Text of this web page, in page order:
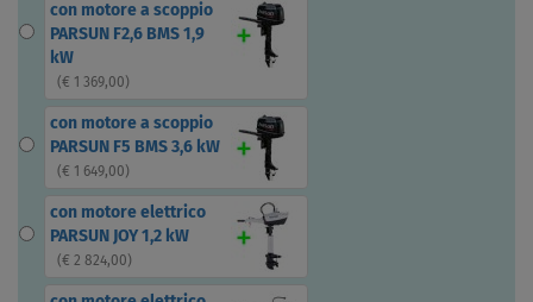
con motore a scoppio
PARSUN F2,6 BMS 1,9
kW
( € 1 369,00)
con motore a scoppio
PARSUN F5 BMS 3,6 kW
( € 1 649,00)
con motore elettrico
PARSUN JOY 1,2 kW
( € 2 824,00)